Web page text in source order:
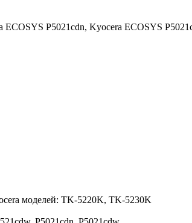
ECOSYS P5021cdn, Kyocera ECOSYS
моделей: TK-5220K, TK-5230K